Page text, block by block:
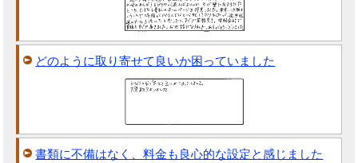
どのように取り寄せて良いか困っていました
書類に不備はなく、料金も良心的な設定と感じました